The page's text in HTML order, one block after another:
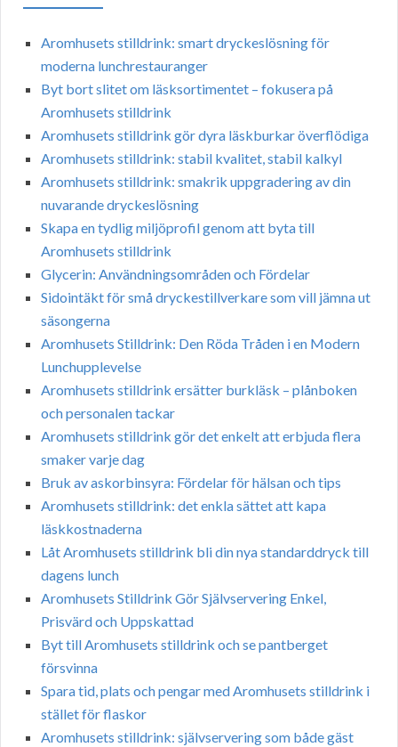
Aromhusets stilldrink: smart dryckeslösning för
moderna lunchrestauranger
Byt bort slitet om läsksortimentet – fokusera på
Aromhusets stilldrink
Aromhusets stilldrink gör dyra läskburkar överflödiga
Aromhusets stilldrink: stabil kvalitet, stabil kalkyl
Aromhusets stilldrink: smakrik uppgradering av din
nuvarande dryckeslösning
Skapa en tydlig miljöprofil genom att byta till
Aromhusets stilldrink
Glycerin: Användningsområden och Fördelar
Sidointäkt för små dryckestillverkare som vill jämna ut
säsongerna
Aromhusets Stilldrink: Den Röda Tråden i en Modern
Lunchupplevelse
Aromhusets stilldrink ersätter burkläsk – plånboken
och personalen tackar
Aromhusets stilldrink gör det enkelt att erbjuda flera
smaker varje dag
Bruk av askorbinsyra: Fördelar för hälsan och tips
Aromhusets stilldrink: det enkla sättet att kapa
läskkostnaderna
Låt Aromhusets stilldrink bli din nya standarddryck till
dagens lunch
Aromhusets Stilldrink Gör Självservering Enkel,
Prisvärd och Uppskattad
Byt till Aromhusets stilldrink och se pantberget
försvinna
Spara tid, plats och pengar med Aromhusets stilldrink i
stället för flaskor
Aromhusets stilldrink: självservering som både gäst